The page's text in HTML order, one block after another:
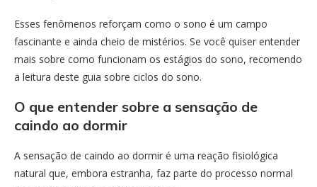
Esses fenômenos reforçam como o sono é um campo
fascinante e ainda cheio de mistérios. Se você quiser entender
mais sobre como funcionam os estágios do sono, recomendo
a leitura deste guia sobre ciclos do sono.
O que entender sobre a sensação de
caindo ao dormir
A sensação de caindo ao dormir é uma reação fisiológica
natural que, embora estranha, faz parte do processo normal